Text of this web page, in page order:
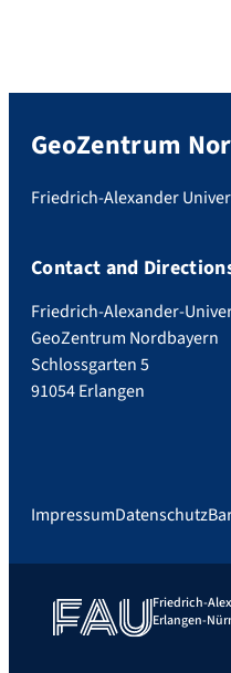
GeoZentrum
Friedrich-Alexander
Contact and
Friedrich-Alexander-
GeoZentrum Nordbayern
Schlossgarten 5
91054 Erlangen
ImpressumDatenschutz
Friedrich-
Erlangen-